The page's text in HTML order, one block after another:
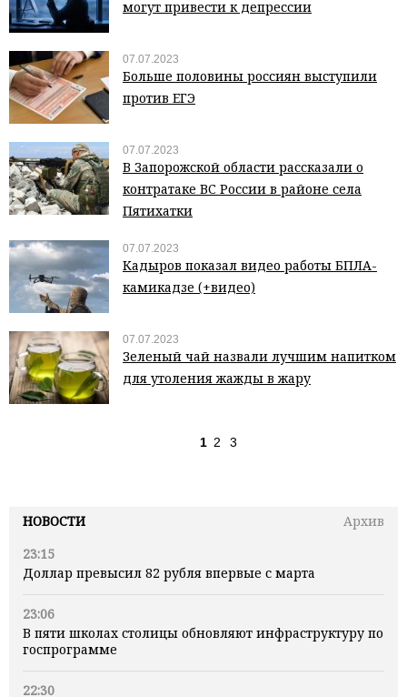
НОВОСТИ
Архив
23:15
Доллар превысил 82 рубля впервые с марта
23:06
В пяти школах столицы обновляют инфраструктуру по
госпрограмме
22:30
могут привести к депрессии
07.07.2023
Больше половины россиян выступили
против ЕГЭ
07.07.2023
В Запорожской области рассказали о
контратаке ВС России в районе села
Пятихатки
07.07.2023
Кадыров показал видео работы БПЛА-
камикадзе (+видео)
07.07.2023
Зеленый чай назвали лучшим напитком
для утоления жажды в жару
1 2 3